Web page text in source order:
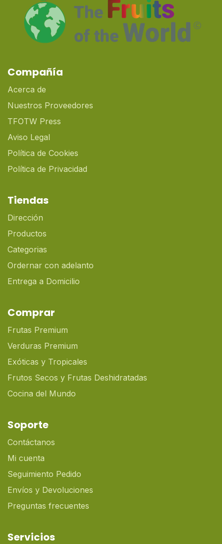
Compañía
Acerca de
Nuestros Proveedores
TFOTW Press
Aviso Legal
Política de Cookies
Política de Privacidad
Tiendas
Dirección
Productos
Categorias
Ordernar con adelanto
Entrega a Domicilio
Comprar
Frutas Premium
Verduras Premium
Exóticas y Tropicales
Frutos Secos y Frutas Deshidratadas
Cocina del Mundo
Soporte
Contáctanos
Mi cuenta
Seguimiento Pedido
Envíos y Devoluciones
Preguntas frecuentes
Servicios